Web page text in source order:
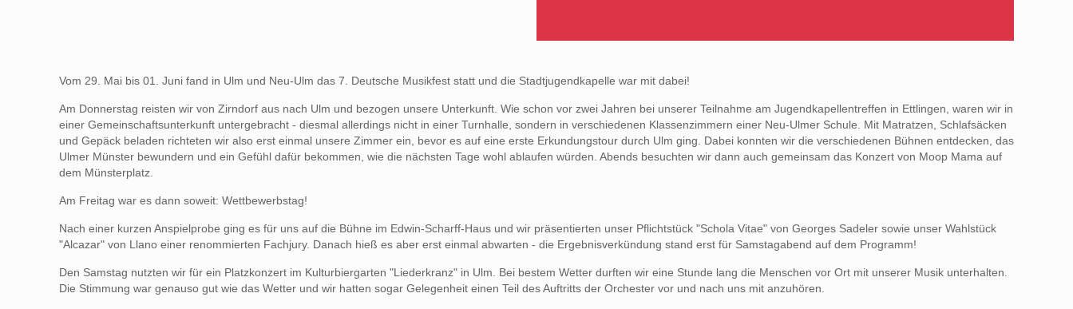
Vom 29. Mai bis 01. Juni fand in Ulm und Neu-Ulm das 7. Deutsche Musikfest statt und die Stadtjugendkapelle war mit dabei!
Am Donnerstag reisten wir von Zirndorf aus nach Ulm und bezogen unsere Unterkunft. Wie schon vor zwei Jahren bei unserer Teilnahme am Jugendkapellentreffen in Ettlingen, waren wir in
einer Gemeinschaftsunterkunft untergebracht - diesmal allerdings nicht in einer Turnhalle, sondern in verschiedenen Klassenzimmern einer Neu-Ulmer Schule. Mit Matratzen, Schlafsäcken
und Gepäck beladen richteten wir also erst einmal unsere Zimmer ein, bevor es auf eine erste Erkundungstour durch Ulm ging. Dabei konnten wir die verschiedenen Bühnen entdecken, das
Ulmer Münster bewundern und ein Gefühl dafür bekommen, wie die nächsten Tage wohl ablaufen würden. Abends besuchten wir dann auch gemeinsam das Konzert von Moop Mama auf
dem Münsterplatz.
Am Freitag war es dann soweit: Wettbewerbstag!
Nach einer kurzen Anspielprobe ging es für uns auf die Bühne im Edwin-Scharff-Haus und wir präsentierten unser Pflichtstück "Schola Vitae" von Georges Sadeler sowie unser Wahlstück
"Alcazar" von Llano einer renommierten Fachjury. Danach hieß es aber erst einmal abwarten - die Ergebnisverkündung stand erst für Samstagabend auf dem Programm!
Den Samstag nutzten wir für ein Platzkonzert im Kulturbiergarten "Liederkranz" in Ulm. Bei bestem Wetter durften wir eine Stunde lang die Menschen vor Ort mit unserer Musik unterhalten.
Die Stimmung war genauso gut wie das Wetter und wir hatten sogar Gelegenheit einen Teil des Auftritts der Orchester vor und nach uns mit anzuhören.